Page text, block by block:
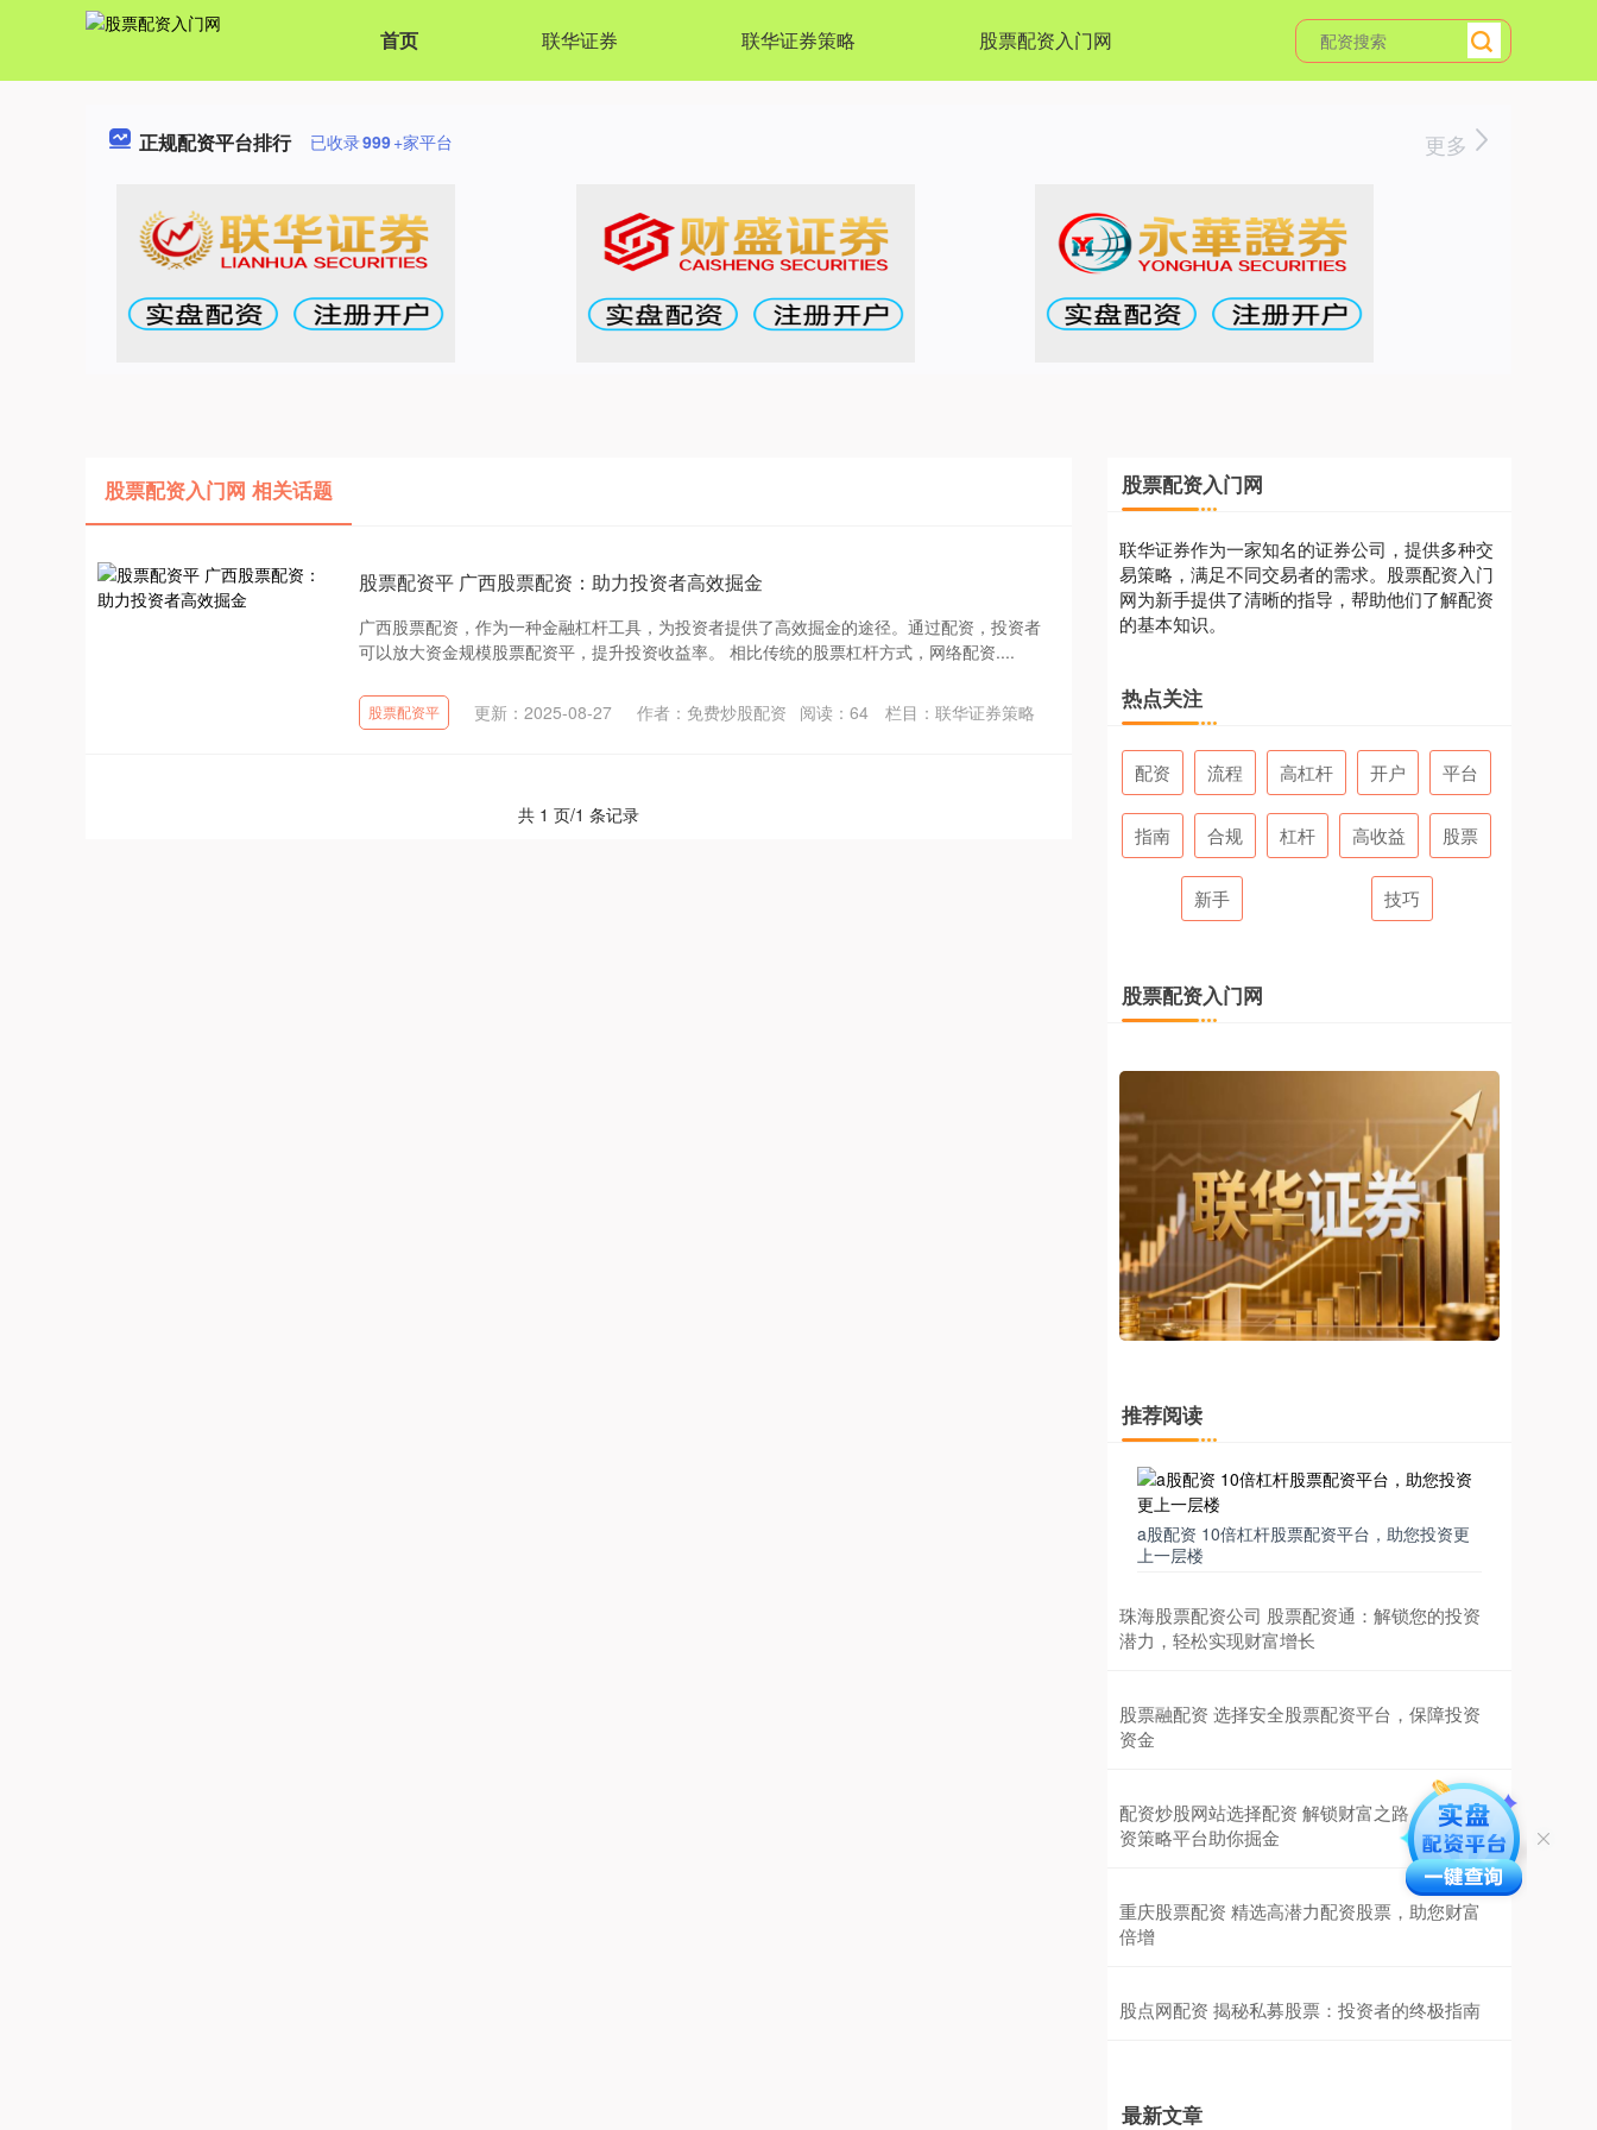
首页 联华证券 联华证券策略 股票配资入门网
正规配资平台排行 已收录999+家平台 更多
股票配资入门网 相关话题
股票配资平 广西股票配资：助力投资者高效掘金
广西股票配资，作为一种金融杠杆工具，为投资者提供了高效掘金的途径。通过配资，投资者
可以放大资金规模股票配资平，提升投资收益率。 相比传统的股票杠杆方式，网络配资....
股票配资平 更新：2025-08-27 作者：免费炒股配资 阅读： 64 栏目： 联华证券策略
共 1 页/1 条记录
股票配资入门网
联华证券作为一家知名的证券公司，提供多种交
易策略，满足不同交易者的需求。股票配资入门
网为新手提供了清晰的指导，帮助他们了解配资
的基本知识。
热点关注
配资 流程 高杠杆 开户 平台
指南 合规 杠杆 高收益 股票
新手 技巧
股票配资入门网
推荐阅读
a股配资 10倍杠杆股票配资平台，助您投资更
上一层楼
珠海股票配资公司 股票配资通：解锁您的投资
潜力，轻松实现财富增长
股票融配资 选择安全股票配资平台，保障投资
资金
配资炒股网站选择配资 解锁财富之路：股票配
资策略平台助你掘金
重庆股票配资 精选高潜力配资股票，助您财富
倍增
股点网配资 揭秘私募股票：投资者的终极指南
最新文章